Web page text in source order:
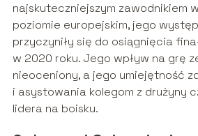
najskuteczniejszym zawodnikiem
poziomie europejskim, jego
przyczyniły się do osiągnięcia
w 2020 roku. Jego wpływ na grę
nieoceniony, a jego umiejętność
i asystowania kolegom z drużyny
lidera na boisku.